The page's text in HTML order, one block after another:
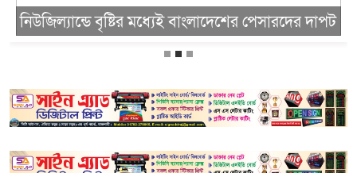
নিউজিল্যান্ডে বৃষ্টির মধ্যেই বাংলাদেশের পেসারদের দাপট